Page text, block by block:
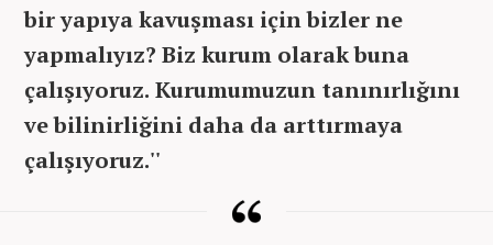
bir yapıya kavuşması için bizler ne
yapmalıyız? Biz kurum olarak buna
çalışıyoruz. Kurumumuzun tanınırlığını
ve bilinirliğini daha da arttırmaya
çalışıyoruz.''